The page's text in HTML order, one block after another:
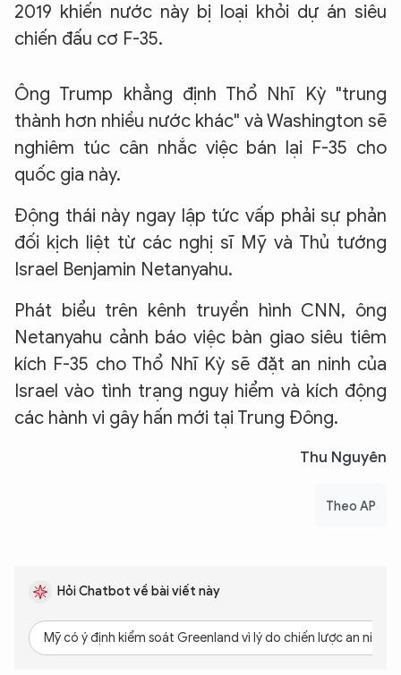
2019 khiến nước này bị loại khỏi dự án siêu
chiến đấu cơ F-35.
Ông Trump khẳng định Thổ Nhĩ Kỳ "trung
thành hơn nhiều nước khác" và Washington sẽ
nghiêm túc cân nhắc việc bán lại F-35 cho
quốc gia này.
Động thái này ngay lập tức vấp phải sự phản
đối kịch liệt từ các nghị sĩ Mỹ và Thủ tướng
Israel Benjamin Netanyahu.
Phát biểu trên kênh truyền hình CNN, ông
Netanyahu cảnh báo việc bàn giao siêu tiêm
kích F-35 cho Thổ Nhĩ Kỳ sẽ đặt an ninh của
Israel vào tình trạng nguy hiểm và kích động
các hành vi gây hấn mới tại Trung Đông.
Thu Nguyên
Theo AP
Hỏi Chatbot về bài viết này
Mỹ có ý định kiểm soát Greenland vì lý do chiến lược an ninh?